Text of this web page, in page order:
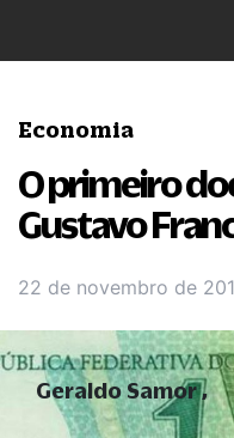
Economia
O primeiro
Gustavo
22 de novembro de
Geraldo Samor